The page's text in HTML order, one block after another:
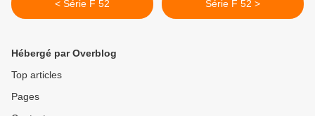
< Série F 52 Série F 52 >
Hébergé par Overblog
Top articles
Pages